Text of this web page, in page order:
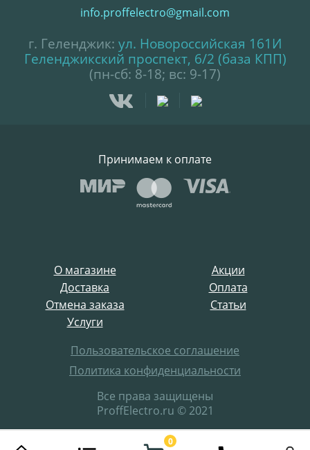
О магазине
Акции
Доставка
Оплата
Отмена заказа
Статьи
Услуги
Пользовательское соглашение
Политика конфиденциальности
Все права защищены
ProffElectro.ru © 2021
info.proffelectro@gmail.com
г. Геленджик: ул. Новороссийская 161И
Геленджикский проспект, 6/2 (база КПП)
(пн-сб: 8-18; вс: 9-17)
Принимаем к оплате
0